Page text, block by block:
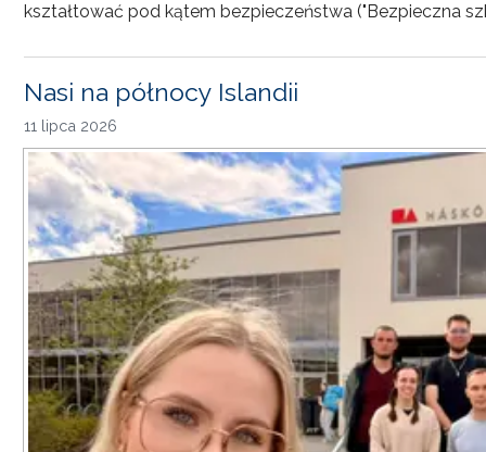
kształtować pod kątem bezpieczeństwa ("Bezpieczna
Nasi na północy Islandii
11 lipca 2026